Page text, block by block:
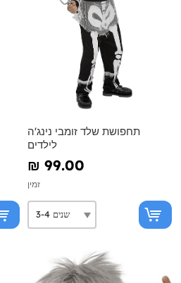
תחפושת שלד זומבי נינג'ה
לילדים
₪‎ 99.00
זמין